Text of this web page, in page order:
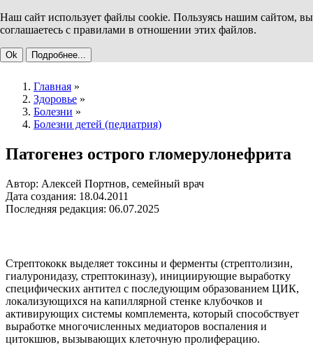
Наш сайт использует файлы cookie. Пользуясь нашим сайтом, вы
соглашаетесь с правилами в отношении этих файлов.
Ok Подробнее...
Главная »
Здоровье »
Болезни »
Болезни детей (педиатрия)
Патогенез острого гломерулонефрита
Автор: Алексей Портнов, семейный врач
Дата создания: 18.04.2011
Последняя редакция: 06.07.2025
Стрептококк выделяет токсины и ферменты (стрептолизин,
гиалуронидазу, стрептокиназу), инициирующие выработку
специфических антител с последующим образованием ЦИК,
локализующихся на капиллярной стенке клубочков и
активирующих системы комплемента, который способствует
выработке многочисленных медиаторов воспаления и
цитокшюв, вызывающих клеточную пролиферацию.